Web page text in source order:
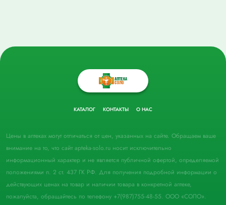
КАТАЛОГ КОНТАКТЫ О НАС
Цены в аптеках могут отличаться от цен, указанных на сайте. Обращаем ваше
внимание на то, что сайт apteka-solo.ru носит исключительно
информационный характер и не является публичной офертой, определяемой
положениями п. 2 ст. 437 ГК РФ. Для получения подробной информации о
действующих ценах на товар и наличии товара в конкретной аптеке,
пожалуйста, обращайтесь по телефону +7(987)755-48-55. ООО «СОЛО».